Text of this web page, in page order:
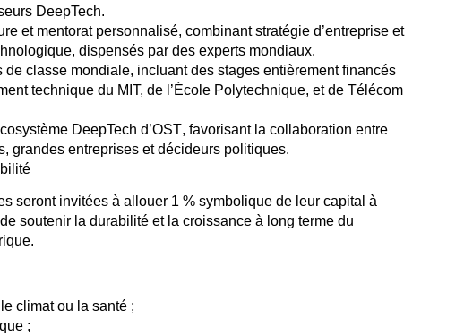
DeepTech.
et mentorat personnalisé, combinant stratégie d’entreprise et
dispensés par des experts mondiaux.
de classe mondiale, incluant des stages entièrement financés
technique du MIT, de l’École Polytechnique, et de Télécom
DeepTech d’OST, favorisant la collaboration entre
grandes entreprises et décideurs politiques.
seront invitées à allouer 1 % symbolique de leur capital à
soutenir la durabilité et la croissance à long terme du
le climatou la santé;
;